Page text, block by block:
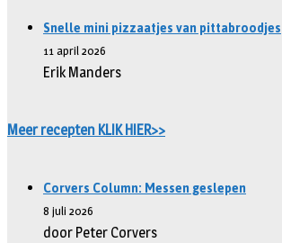
Snelle mini pizzaatjes van pittabroodjes
11 april 2026
Erik Manders
Meer recepten KLIK HIER>>
Corvers Column: Messen geslepen
8 juli 2026
door Peter Corvers